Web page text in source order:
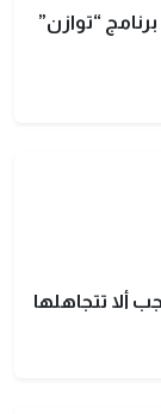
“توازن”